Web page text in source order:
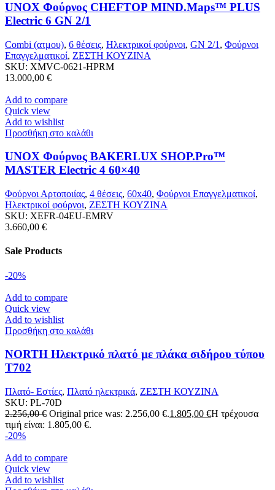
UNOX Φούρνος CHEFTOP MIND.Maps™ PLUS
Electric 6 GN 2/1
Combi (ατμου), 6 θέσεις, Ηλεκτρικοί φούρνοι, GN 2/1 , Φούρνοι
Επαγγελματικοί, ΖΕΣΤΗ ΚΟΥΖΙΝΑ
SKU: XMVC-0621-HPRM
13.000,00 €
Add to compare
Quick view
Add to wishlist
Προσθήκη στο καλάθι
UNOX Φούρνος BAKERLUX SHOP.Pro™
MASTER Electric 4 60×40
Φούρνοι Αρτοποιίας, 4 θέσεις, 60x40, Φούρνοι Επαγγελματικοί,
Ηλεκτρικοί φούρνοι, ΖΕΣΤΗ ΚΟΥΖΙΝΑ
SKU: XEFR-04EU-EMRV
3.660,00 €
Sale Products
-20%
Add to compare
Quick view
Add to wishlist
Προσθήκη στο καλάθι
NORTH Ηλεκτρικό πλατό με πλάκα σιδήρου τύπου
T702
Πλατό- Εστίες, Πλατό ηλεκτρικά, ΖΕΣΤΗ ΚΟΥΖΙΝΑ
SKU: PL-70D
2.256,00€ Original price was: 2.256,00 €.1.805,00 €Η τρέχουσα
τιμή είναι: 1.805,00 €.
-20%
Add to compare
Quick view
Add to wishlist